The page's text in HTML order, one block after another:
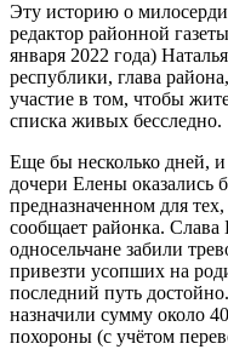
Эту историю о
редактор районной газеты
января 2022 года)
республики, глава
участие в том, чтобы
списка живых бесследно.
Еще бы несколько дней,
дочери Елены оказались
предназначенном для
сообщает районка.
односельчане забили
привезти усопших на
последний путь
назначили сумму около
похороны (с учётом